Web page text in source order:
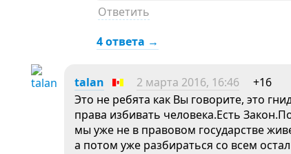
Ответить
4 ответа →
talan 2 марта 2016, 16:46
+16
Это не ребята как Вы говорите, это
права избивать человека.Есть
мы уже не в правовом государстве
а потом уже разбираться со всем